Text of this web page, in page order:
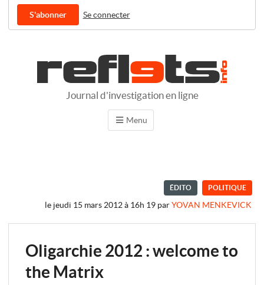
S'abonner Se connecter
Journal d'investigation en ligne
Menu
ÉDITO POLITIQUE
le jeudi 15 mars 2012 à 16h 19 parYOVAN MENKEVICK
Oligarchie 2012 : welcome to
the Matrix